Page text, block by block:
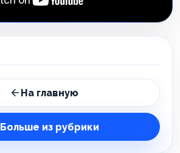
На главную
Больше из рубрики